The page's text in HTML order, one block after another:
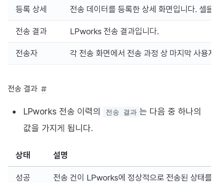
등록 상세 전송 데이터를 등록한 상세 화면입니다. 셀을
전송 결과 LPworks 전송 결과입니다.
전송자 각 전송 화면에서 전송 과정 상 마지막 사용
전송 결과
LPworks 전송 이력의 전송 결과 는 다음 중 하나의
값을 가지게 됩니다.
상태 설명
성공 전송 건이 LPworks에 정상적으로 전송된 상태를